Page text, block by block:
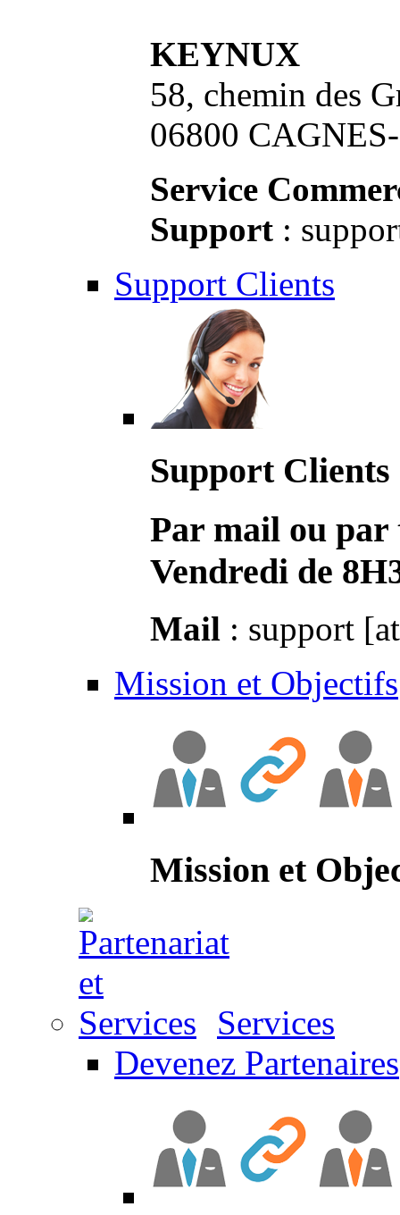
KEYNUX
58, chemin des
06800
Service
Support :
Support Clients
Support Clients
Par mail ou par
Vendredi de
Mail : support
Mission et Objectifs
Mission et
Services
Devenez Partenaires